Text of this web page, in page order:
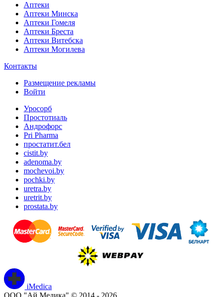
Аптеки
Аптеки Минска
Аптеки Гомеля
Аптеки Бреста
Аптеки Витебска
Аптеки Могилева
Контакты
Размещение рекламы
Войти
Уросорб
Простотиаль
Андрофорс
Pri Pharma
простатит.бел
cistit.by
adenoma.by
mochevoi.by
pochki.by
uretra.by
uretrit.by
prostata.by
iMedica
ООО "Ай Медика" © 2014 - 2026